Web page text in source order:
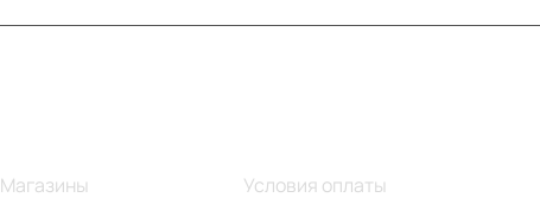
Магазины
Условия оплаты